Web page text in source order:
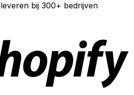
bij 300+ bedrijven